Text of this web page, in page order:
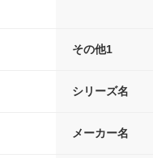
その他1
シリーズ名
メーカー名